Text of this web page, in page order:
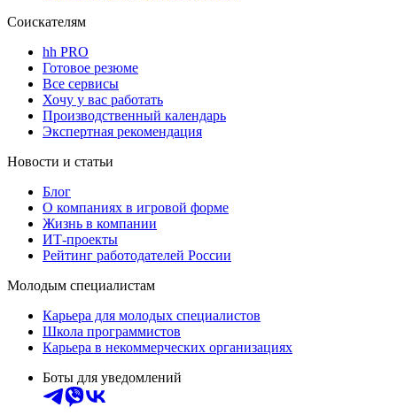
Соискателям
hh PRO
Готовое резюме
Все сервисы
Хочу у вас работать
Производственный календарь
Экспертная рекомендация
Новости и статьи
Блог
О компаниях в игровой форме
Жизнь в компании
ИТ-проекты
Рейтинг работодателей России
Молодым специалистам
Карьера для молодых специалистов
Школа программистов
Карьера в некоммерческих организациях
Боты для уведомлений